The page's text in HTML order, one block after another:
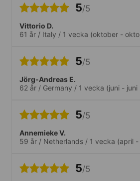
5/5
Vittorio D.
61 år / Italy / 1 vecka (oktober -
5/5
Jörg-Andreas E.
62 år / Germany / 1 vecka (juni - juni
5/5
Annemieke V.
59 år / Netherlands / 1 vecka (april
5/5